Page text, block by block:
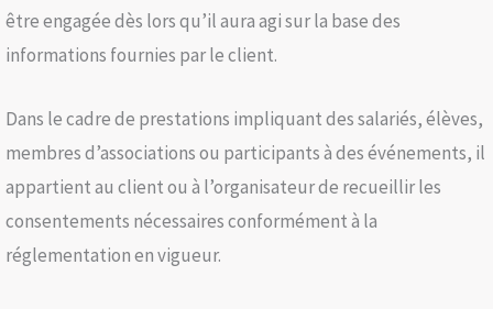
être engagée dès lors qu’il aura agi sur la base des
informations fournies par le client.
Dans le cadre de prestations impliquant des salariés, élèves,
membres d’associations ou participants à des événements, il
appartient au client ou à l’organisateur de recueillir les
consentements nécessaires conformément à la
réglementation en vigueur.